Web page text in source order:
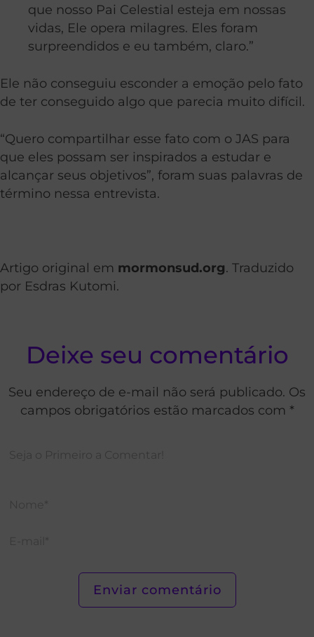
que nosso Pai Celestial esteja em nossas
vidas, Ele opera milagres. Eles foram
surpreendidos e eu também, claro.”
Ele não conseguiu esconder a emoção pelo fato
de ter conseguido algo que parecia muito difícil.
“Quero compartilhar esse fato com o JAS para
que eles possam ser inspirados a estudar e
alcançar seus objetivos”, foram suas palavras de
término nessa entrevista.
Artigo original em mormonsud.org. Traduzido
por Esdras Kutomi.
Deixe seu comentário
Seu endereço de e-mail não será publicado. Os
campos obrigatórios estão marcados com *